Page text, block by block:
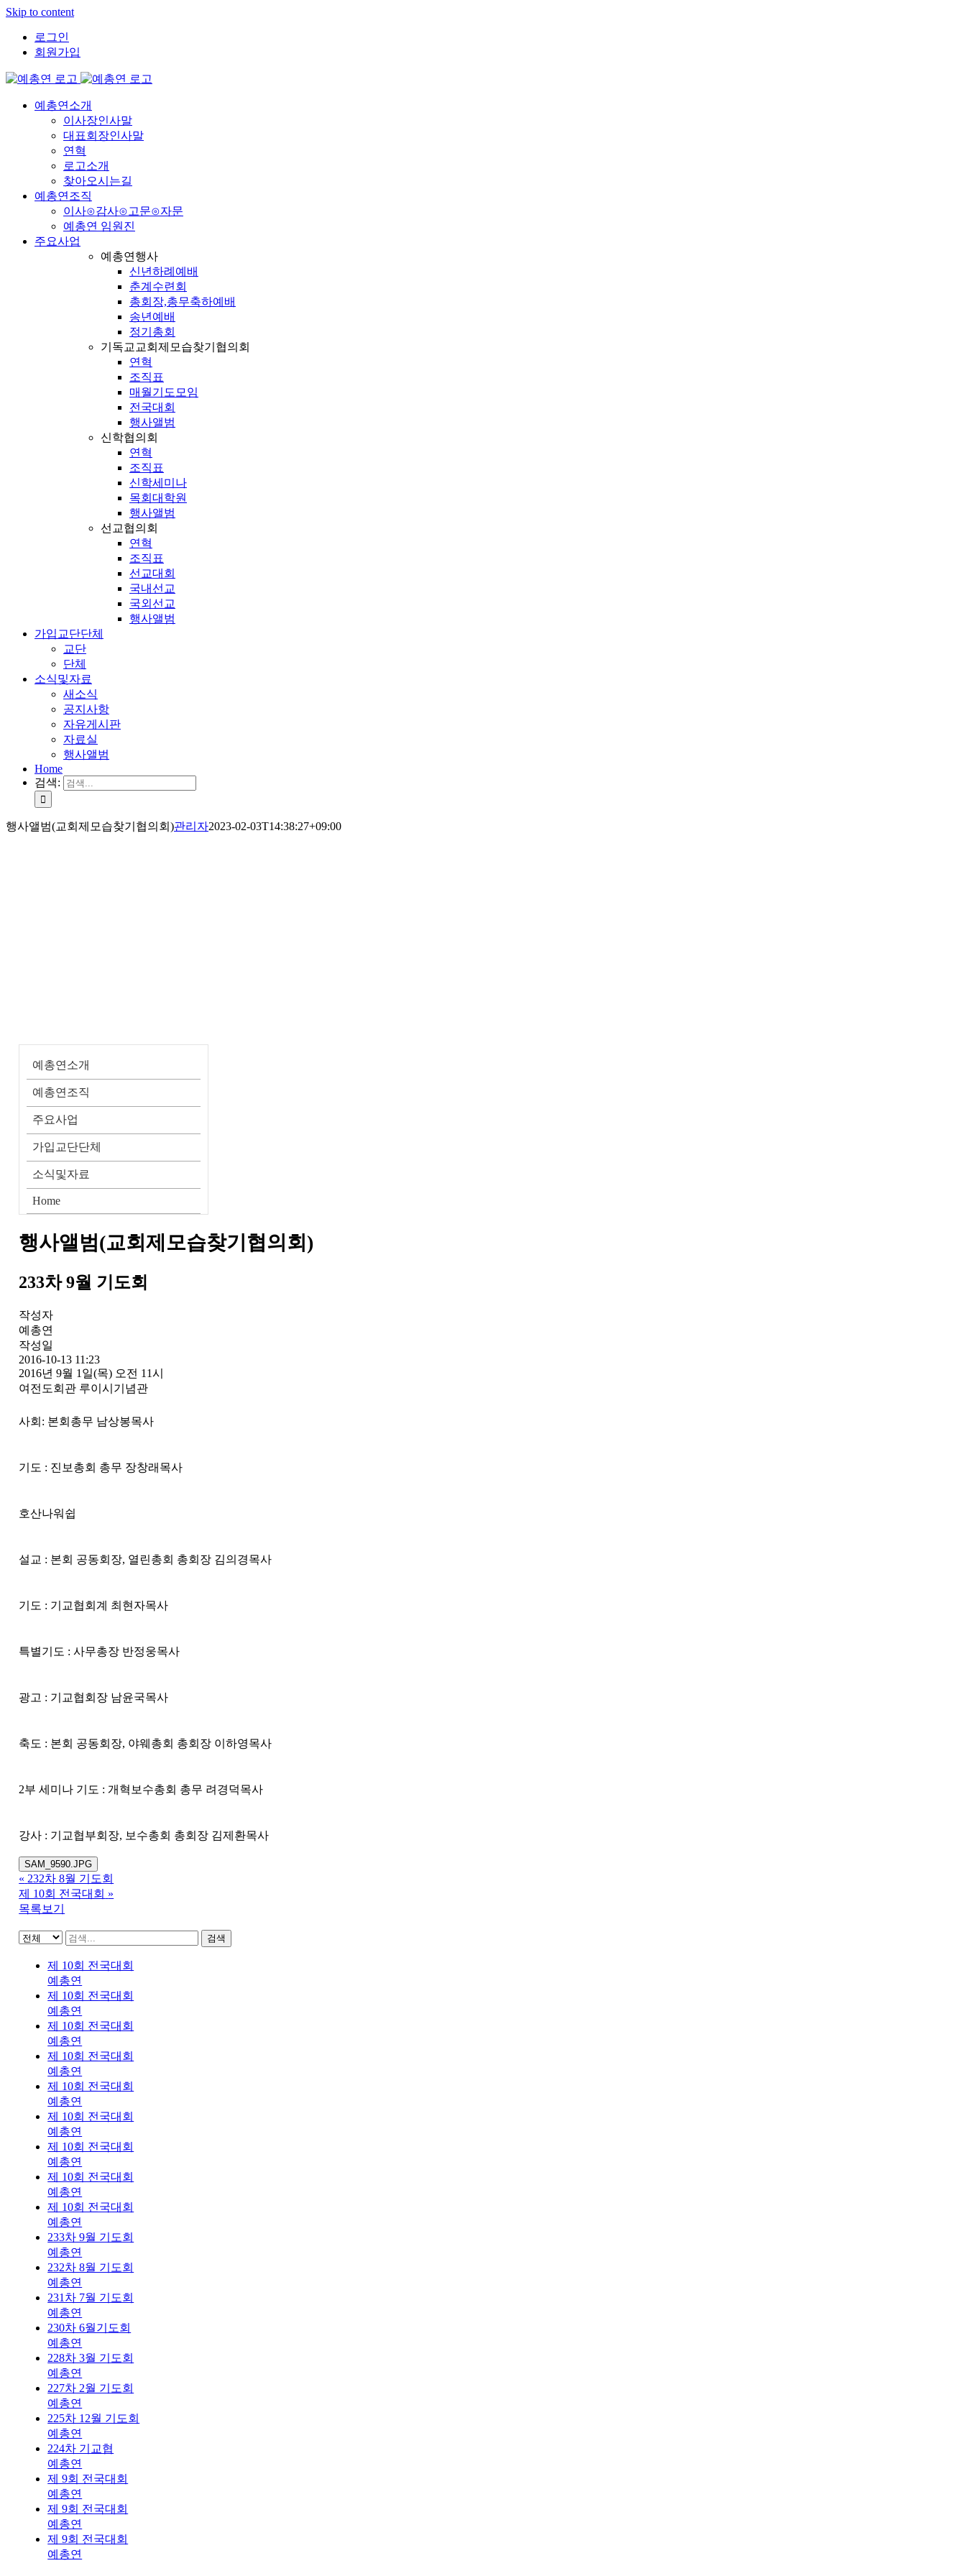
Skip to content
로그인
회원가입
예총연소개
이사장인사말
대표회장인사말
연혁
로고소개
찾아오시는길
예총연조직
이사⊙감사⊙고문⊙자문
예총연 임원진
주요사업
예총연행사
신년하례예배
춘계수련회
총회장,총무축하예배
송년예배
정기총회
기독교교회제모습찾기협의회
연혁
조직표
매월기도모임
전국대회
행사앨범
신학협의회
연혁
조직표
신학세미나
목회대학원
행사앨범
선교협의회
연혁
조직표
선교대회
국내선교
국외선교
행사앨범
가입교단단체
교단
단체
소식및자료
새소식
공지사항
자유게시판
자료실
행사앨범
Home
검색:
행사앨범(교회제모습찾기협의회)관리자2023-02-03T14:38:27+09:00
예총연소개
예총연조직
주요사업
가입교단단체
소식및자료
Home
행사앨범(교회제모습찾기협의회)
233차 9월 기도회
작성자
예총연
작성일
2016-10-13 11:23
2016년 9월 1일(목) 오전 11시
여전도회관 루이시기념관
사회: 본회총무 남상봉목사
기도 : 진보총회 총무 장창래목사
호산나워쉽
설교 : 본회 공동회장, 열린총회 총회장 김의경목사
기도 : 기교협회계 최현자목사
특별기도 : 사무총장 반정웅목사
광고 : 기교협회장 남윤국목사
축도 : 본회 공동회장, 야웨총회 총회장 이하영목사
2부 세미나 기도 : 개혁보수총회 총무 려경덕목사
강사 : 기교협부회장, 보수총회 총회장 김제환목사
SAM_9590.JPG
« 232차 8월 기도회
제 10회 전국대회 »
목록보기
검색
제 10회 전국대회
예총연
제 10회 전국대회
예총연
제 10회 전국대회
예총연
제 10회 전국대회
예총연
제 10회 전국대회
예총연
제 10회 전국대회
예총연
제 10회 전국대회
예총연
제 10회 전국대회
예총연
제 10회 전국대회
예총연
233차 9월 기도회
예총연
232차 8월 기도회
예총연
231차 7월 기도회
예총연
230차 6월기도회
예총연
228차 3월 기도회
예총연
227차 2월 기도회
예총연
225차 12월 기도회
예총연
224차 기교협
예총연
제 9회 전국대회
예총연
제 9회 전국대회
예총연
제 9회 전국대회
예총연